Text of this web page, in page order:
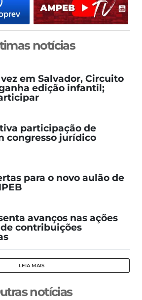
notícias
em Salvador, Circuito
edição infantil;
participação de
congresso jurídico
para o novo aulão de
avanços nas ações
contribuições
LEIA MAIS
notícias